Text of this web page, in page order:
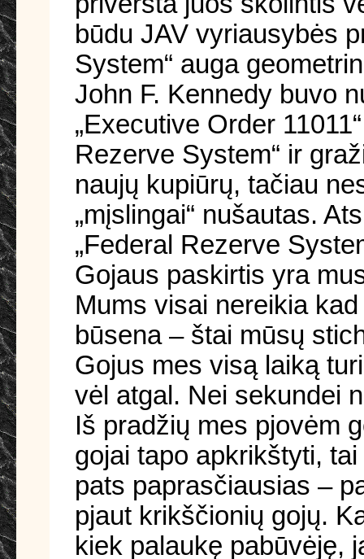
būdu JAV vyriausybės
System“ auga
John F. Kennedy buvo
„Executive Order
Rezerve System“ ir
naujų kupiūrų, tačiau
„mįslingai“ nušautas.
„Federal Rezerve
Gojaus paskirtis yra
Mums visai nereikia
būsena – štai mūsų
Gojus mes visą laiką
vėl atgal. Nei sekundei
Iš pradžių mes pjovėm
gojai tapo apkrikštyti,
pats paprasčiausias –
pjaut krikščionių gojų.
kiek palaukę pabūvėję,